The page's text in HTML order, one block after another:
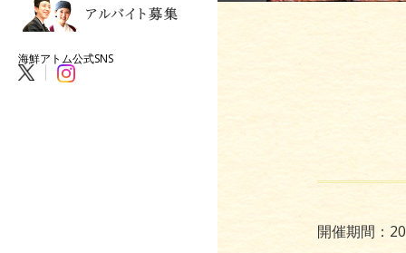
海鮮アトム公式SNS
開催期間：